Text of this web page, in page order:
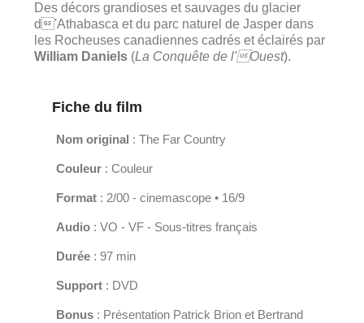
Des décors grandioses et sauvages du glacier
d'Athabasca et du parc naturel de Jasper dans
les Rocheuses canadiennes cadrés et éclairés par
William Daniels (La Conquête de l'Ouest).
Fiche du film
Nom original : The Far Country
Couleur : Couleur
Format : 2/00 - cinemascope • 16/9
Audio : VO - VF - Sous-titres français
Durée : 97 min
Support : DVD
Bonus : Présentation Patrick Brion et Bertrand